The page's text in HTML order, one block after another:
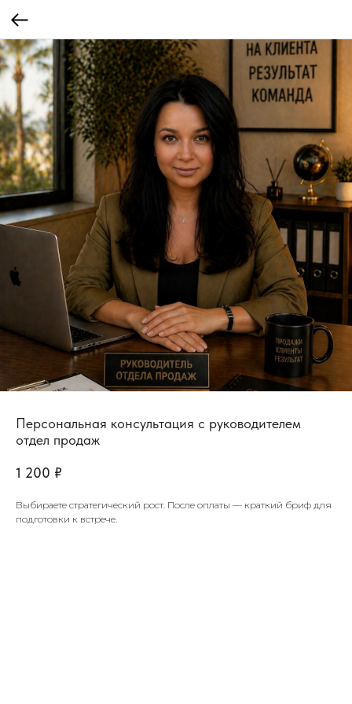
Персональная консультация с руководителем
отдел продаж
1 200 ₽
Выбираете стратегический рост. После оплаты — краткий бриф для
подготовки к встрече.